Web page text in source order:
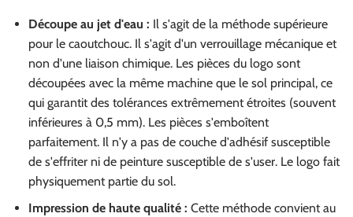
Découpe au jet d'eau : Il s'agit de la méthode supérieure
pour le caoutchouc. Il s'agit d'un verrouillage mécanique et
non d'une liaison chimique. Les pièces du logo sont
découpées avec la même machine que le sol principal, ce
qui garantit des tolérances extrêmement étroites (souvent
inférieures à 0,5 mm). Les pièces s'emboîtent
parfaitement. Il n'y a pas de couche d'adhésif susceptible
de s'effriter ni de peinture susceptible de s'user. Le logo fait
physiquement partie du sol.
Impression de haute qualité : Cette méthode convient au